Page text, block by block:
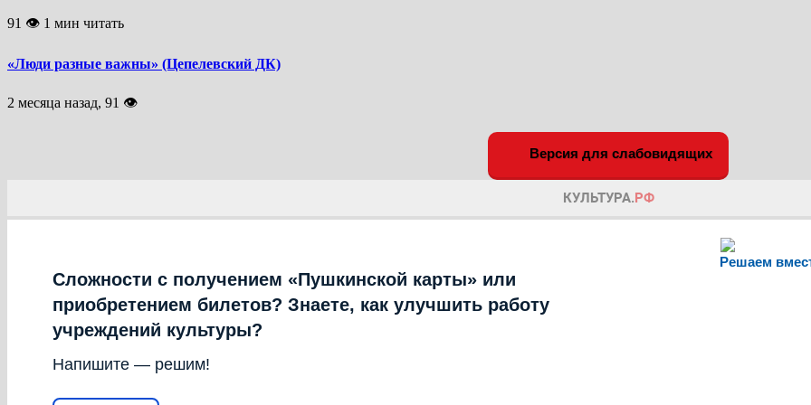
91 👁 1 мин читать
«Люди разные важны» (Цепелевский ДК)
2 месяца назад, 91 👁
Версия для слабовидящих
Решаем
Сложности с получением «Пушкинской карты» или
приобретением билетов? Знаете, как улучшить работу
учреждений культуры?
Напишите — решим!